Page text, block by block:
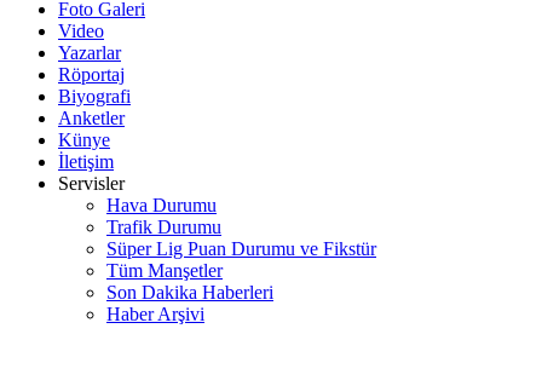
Foto Galeri
Video
Yazarlar
Röportaj
Biyografi
Anketler
Künye
İletişim
Servisler
Hava Durumu
Trafik Durumu
Süper Lig Puan Durumu ve Fikstür
Tüm Manşetler
Son Dakika Haberleri
Haber Arşivi